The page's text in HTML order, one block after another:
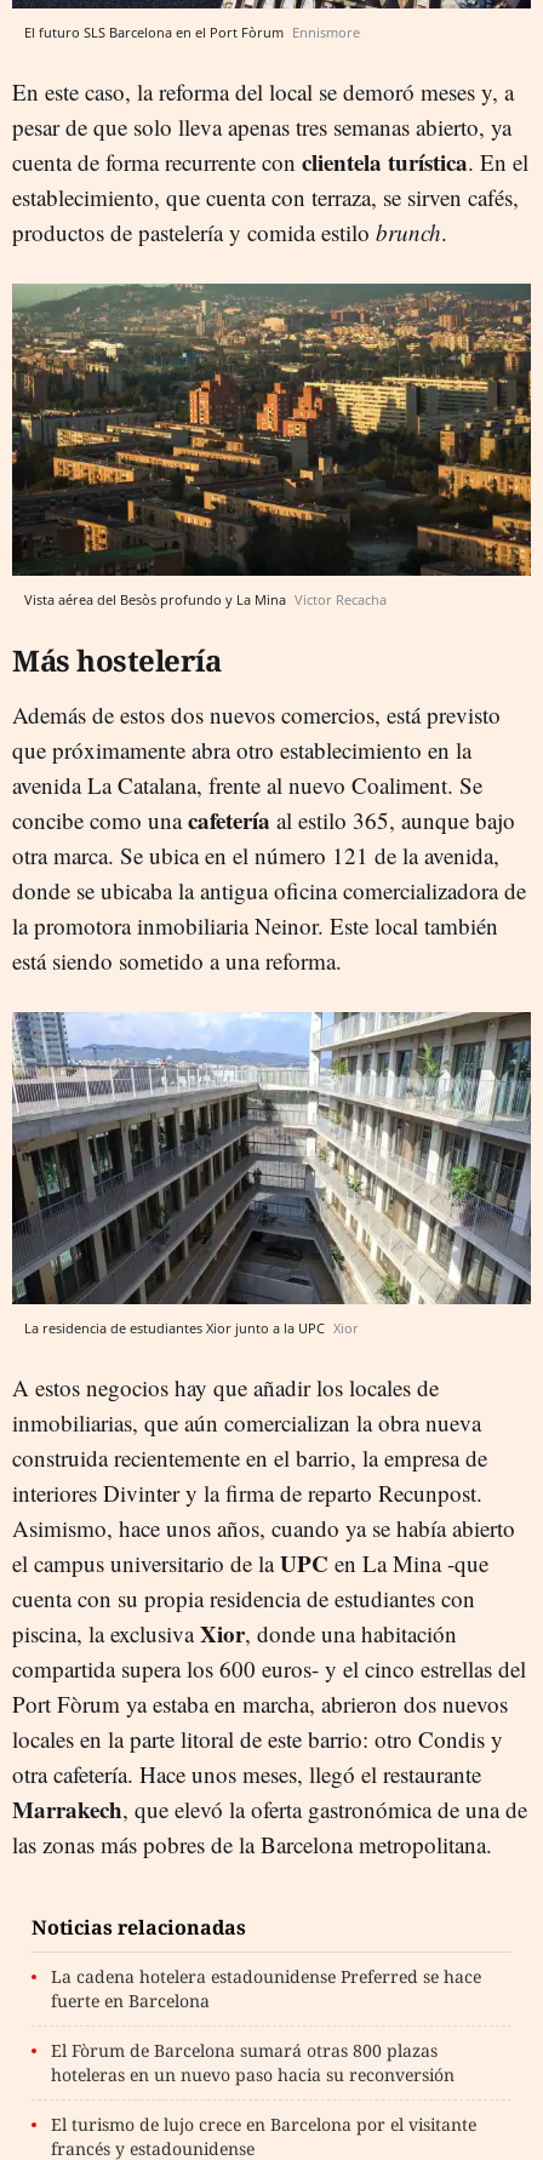
El futuro SLS Barcelona en el Port Fòrum Ennismore
En este caso, la reforma del local se demoró meses y, a
pesar de que solo lleva apenas tres semanas abierto, ya
cuenta de forma recurrente con clientela turística. En el
establecimiento, que cuenta con terraza, se sirven cafés,
productos de pastelería y comida estilo brunch.
Vista aérea del Besòs profundo y La Mina Victor Recacha
Más hostelería
Además de estos dos nuevos comercios, está previsto
que próximamente abra otro establecimiento en la
avenida La Catalana, frente al nuevo Coaliment. Se
concibe como unacafetería al estilo 365, aunque bajo
otra marca. Se ubica en el número 121 de la avenida,
donde se ubicaba la antigua oficina comercializadora de
la promotora inmobiliaria Neinor. Este local también
está siendo sometido a una reforma.
La residencia de estudiantes Xior junto a la UPC Xior
A estos negocios hay que añadir los locales de
inmobiliarias, que aún comercializan la obra nueva
construida recientemente en el barrio, la empresa de
interiores Divinter y la firma de reparto Recunpost.
Asimismo, hace unos años, cuando ya se había abierto
el campus universitario de laUPC en La Mina -que
cuenta con su propia residencia de estudiantes con
piscina, la exclusivaXior, donde una habitación
compartida supera los 600 euros- y el cinco estrellas del
Port Fòrum ya estaba en marcha, abrieron dos nuevos
locales en la parte litoral de este barrio: otro Condis y
otra cafetería. Hace unos meses, llegó el restaurante
Marrakech, que elevó la oferta gastronómica de una de
las zonas más pobres de la Barcelona metropolitana.
Noticias relacionadas
La cadena hotelera estadounidense Preferred se hace
fuerte en Barcelona
El Fòrum de Barcelona sumará otras 800 plazas
hoteleras en un nuevo paso hacia su reconversión
El turismo de lujo crece en Barcelona por el visitante
francés y estadounidense